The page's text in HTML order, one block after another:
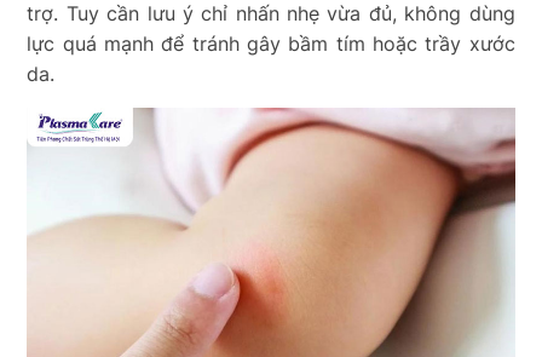
trợ. Tuy cần lưu ý chỉ nhấn nhẹ vừa đủ, không dùng
lực quá mạnh để tránh gây bầm tím hoặc trầy xước
da.